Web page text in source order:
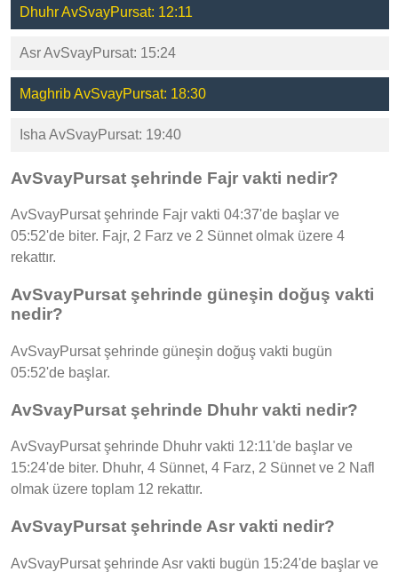
Dhuhr AvSvayPursat: 12:11
Asr AvSvayPursat: 15:24
Maghrib AvSvayPursat: 18:30
Isha AvSvayPursat: 19:40
AvSvayPursat şehrinde Fajr vakti nedir?
AvSvayPursat şehrinde Fajr vakti 04:37'de başlar ve
05:52'de biter. Fajr, 2 Farz ve 2 Sünnet olmak üzere 4
rekattır.
AvSvayPursat şehrinde güneşin doğuş vakti
nedir?
AvSvayPursat şehrinde güneşin doğuş vakti bugün
05:52'de başlar.
AvSvayPursat şehrinde Dhuhr vakti nedir?
AvSvayPursat şehrinde Dhuhr vakti 12:11'de başlar ve
15:24'de biter. Dhuhr, 4 Sünnet, 4 Farz, 2 Sünnet ve 2 Nafl
olmak üzere toplam 12 rekattır.
AvSvayPursat şehrinde Asr vakti nedir?
AvSvayPursat şehrinde Asr vakti bugün 15:24'de başlar ve